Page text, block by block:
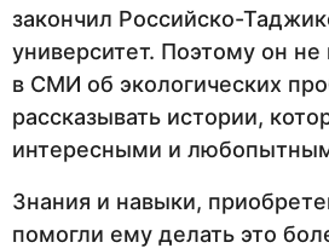
закончил Российско-
университет. Поэтому он не
в СМИ об экологических
рассказывать истории,
интересными и
Знания и навыки,
помогли ему делать это